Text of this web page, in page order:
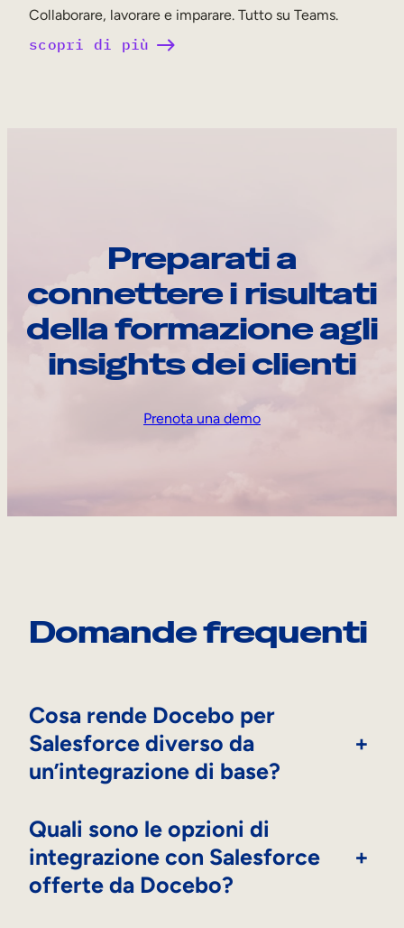
Collaborare, lavorare e imparare. Tutto su Teams.
scopri di più
Preparati a
connettere i risultati
della formazione agli
insights dei clienti
Prenota una demo
Domande frequenti
Cosa rende Docebo per
Salesforce diverso da
un’integrazione di base?
+
Quali sono le opzioni di
integrazione con Salesforce
offerte da Docebo?
+